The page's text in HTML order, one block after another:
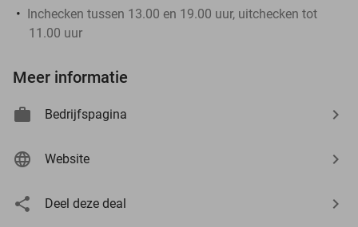
Inchecken tussen 13.00 en 19.00 uur, uitchecken tot
11.00 uur
Meer informatie
Bedrijfspagina
Website
Deel deze deal